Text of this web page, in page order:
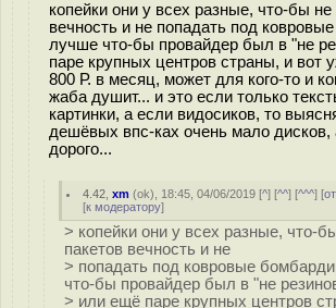
копейки они у всех разные, что-бы
вечность и не попадать под
лучше что-бы провайдер был в "не
паре крупных центров страны, и вот
800 Р. в месяц, может для кого-то и
жаба душит... и это если только
картинки, а если видосиков, то
дешёвых впс-ках очень мало дисков,
дорого...
4.42 ,xm (ok), 18:45, 04/06/2019 [^] [^^] [^^^] [
[к модератору]
> копейки они у всех разные, что-
пакетов вечность и не
> попадать под ковровые
что-бы провайдер был в "не
> или ещё паре крупных центров